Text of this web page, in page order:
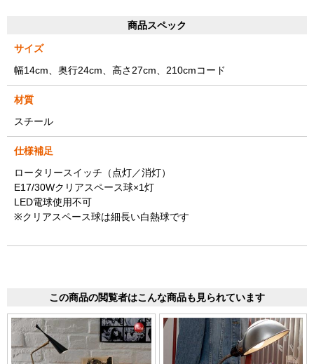
商品スペック
サイズ
幅14cm、奥行24cm、高さ27cm、210cmコード
材質
スチール
仕様補足
ロータリースイッチ（点灯／消灯）
E17/30Wクリアスペース球×1灯
LED電球使用不可
※クリアスペース球は細長い白熱球です
この商品の閲覧者はこんな商品も見られています